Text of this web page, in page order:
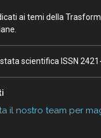
ai temi della
scientifica ISSN
il nostro team per